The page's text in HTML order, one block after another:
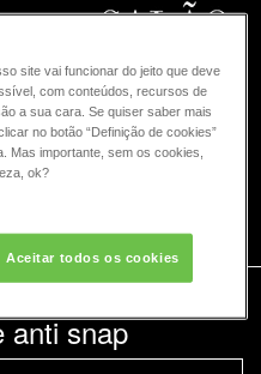
anti snap
site vai funcionar do jeito que deve
com conteúdos, recursos de
a sua cara. Se quiser saber mais
no botão “Definição de cookies”
Mas importante, sem os cookies,
ok?
Aceitar todos os cookies